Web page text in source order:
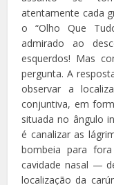
atentamente cada
o “Olho Que
admirado ao
esquerdos! Mas
pergunta. A
observar a
conjuntiva, em
situada no ângulo
é canalizar as
bombeia para
cavidade nasal —
localização da